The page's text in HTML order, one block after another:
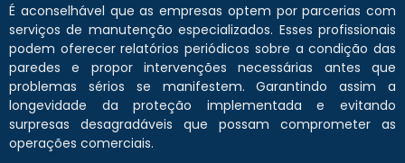
É aconselhável que as empresas optem por parcerias com
serviços de manutenção especializados. Esses profissionais
podem oferecer relatórios periódicos sobre a condição das
paredes e propor intervenções necessárias antes que
problemas sérios se manifestem. Garantindo assim a
longevidade da proteção implementada e evitando
surpresas desagradáveis que possam comprometer as
operações comerciais.